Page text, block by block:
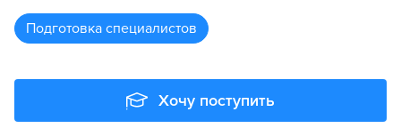
подготовка специалистов
Хочу поступить